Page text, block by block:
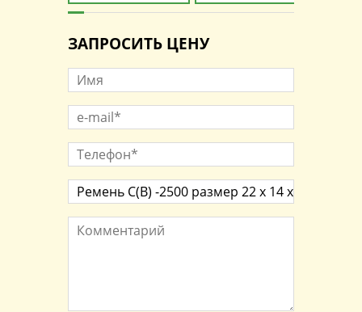
ЗАПРОСИТЬ ЦЕНУ
Имя
e-mail**
Телефон**
Наименование товара
Комментарий